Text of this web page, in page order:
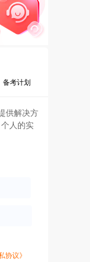
备考计划
供解决方
人的实
协议》